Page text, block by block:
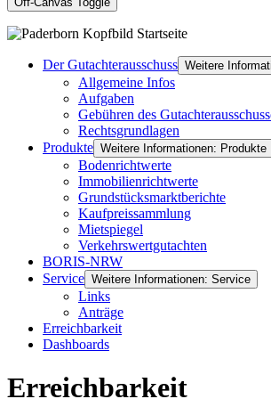
Der Gutachterausschuss Weitere
Allgemeine Infos
Aufgaben
Gebühren des
Rechtsgrundlagen
Produkte Weitere Informationen: Produkte
Bodenrichtwerte
Immobilienrichtwerte
Grundstücksmarktberichte
Kaufpreissammlung
Mietspiegel
Verkehrswertgutachten
BORIS-NRW
Service Weitere Informationen: Service
Links
Anträge
Erreichbarkeit
Dashboards
Erreichbarkeit